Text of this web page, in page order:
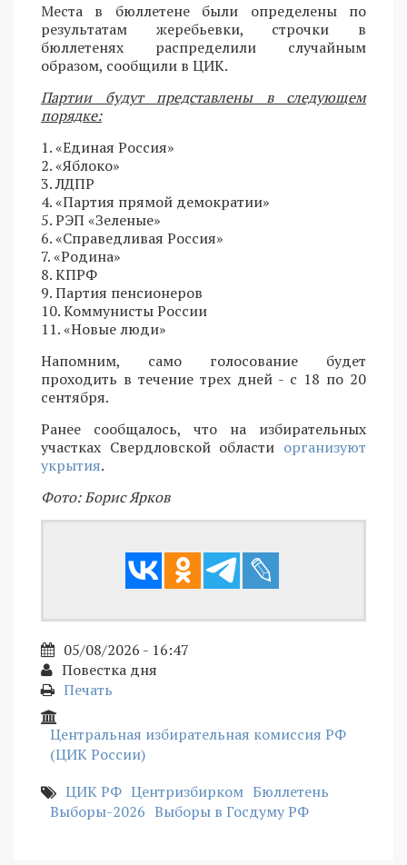
Места в бюллетене были определены по
результатам жеребьевки, строчки в
бюллетенях распределили случайным
образом, сообщили в ЦИК.
Партии будут представлены в следующем
порядке:
1. «Единая Россия»
2. «Яблоко»
3. ЛДПР
4. «Партия прямой демократии»
5. РЭП «Зеленые»
6. «Справедливая Россия»
7. «Родина»
8. КПРФ
9. Партия пенсионеров
10. Коммунисты России
11. «Новые люди»
Напомним, само голосование будет
проходить в течение трех дней - с 18 по 20
сентября.
Ранее сообщалось, что на избирательных
участках Свердловской области организуют
укрытия.
Фото: Борис Ярков
05/08/2026 - 16:47
Повестка дня
Печать
Центральная избирательная комиссия РФ
(ЦИК России)
ЦИК РФ Центризбирком Бюллетень
Выборы-2026 Выборы в Госдуму РФ